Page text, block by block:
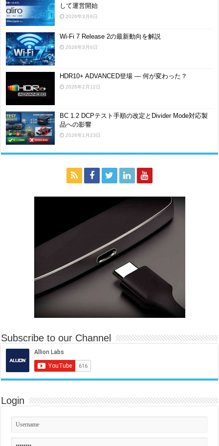
して運営開始
2026年3月6日
Wi-Fi 7 Release 2の最新動向を解説
2026年3月6日
HDR10+ ADVANCED登場 ― 何が変わった？
2026年2月12日
BC 1.2 DCPテスト手順の改定とDivider Mode対応製
品への影響
2026年1月23日
Subscribe to our Channel
Login